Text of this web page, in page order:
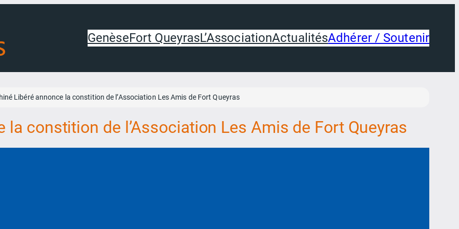
GenèseFort QueyrasL’AssociationActualitésAdhérer / Soutenir
Libéré annonce la constition de l’Association Les Amis de Fort Queyras
la constition de l’Association Les Amis de Fort Queyras